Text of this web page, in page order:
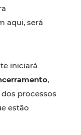
aqui, será
iniciará
,
processos
estão